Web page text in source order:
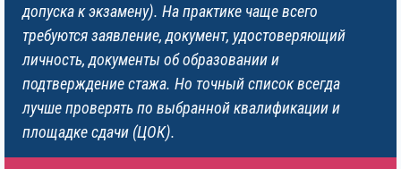
допуска к экзамену). На практике чаще всего
требуются заявление, документ, удостоверяющий
личность, документы об образовании и
подтверждение стажа. Но точный список всегда
лучше проверять по выбранной квалификации и
площадке сдачи (ЦОК).